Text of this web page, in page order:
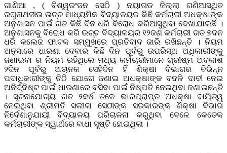
ଗାଣିଆ , ( ବିଶ୍ୱରଂଜନ ସେଠି ) ନୟାଗଡ ଜିଲ୍ଲା ଗଣିଆସ୍ଥିତ
ରଘୁନାଥଜୀଉ ଉଚ୍ଚ ମାଧ୍ୟମିକ ବିଦ୍ୟାଳୟର କିଛି କର୍ମଚାରୀ ଅଧକ୍ଷାଙ୍କ
ଅନୁଶାସନ ପାଇଁ ଗତ କିଛି ଦିନ ଧରି ବିରୋଧ କରିଆସୁଥିବା ଦେଖାଯାଇଛି ।
ଅନୁଶାସନକୁ ବିରୋଧ କରି ଉଚ୍ଚ ବିଦ୍ୟାଳୟର ୧୨ଜଣ କର୍ମଚାରୀ ଗତ ୭ଦନ
ଧରି କଲେଜ ଫାଟକ ସମ୍ମୁଖରେ ପ୍ରତିବାଦ ଜାରି ରଖିଛନ୍ତି । ନିୟମ
ଅନୁସାରେ ଧାରଣା ଦେବାର କିଛି ଦିନ ପୂର୍ବରୁ ଉପରିସ୍ଥ ଅଧିକାରୀଙ୍କୁ
ଜଣାଇବା ର ନିୟମ ରହିଥିଲେ ମଧ୍ୟ କର୍ମଚାରୀମାନେ ଗ୍ରୀଷ୍ମ ଅବକାଶ
୨ଦିନ ପୂର୍ବରୁ ଅଚାନକ ସେହିଦିନ ହିଁ ଶିକ୍ଷା ବିଭାଗର ବିଭିନ୍ନ
ପଦାଧିକାରୀଙ୍କୁ ଚିଠି ଯୋଗେ ଜଣାଇ ଅଧକ୍ଷାଙ୍କ ବଦଳି ଦାବୀ ନେଇ
ଅନିର୍ଦ୍ଦିଷ୍ଟ ପାଇଁ ଧାରଣାରେ ବସିବା ପାଇଁ ନିଷ୍ପତି ନେଇଥିବା ଜଣାଇଛନ୍ତି
। ସୂଚନାଯୋଗ୍ୟ ଗତ ୨ବର୍ଷ ତଳେ ଭାରପ୍ରାପ୍ତ ଅଧକ୍ଷା ଦାୟିତ୍ୱ
ନେଇଥିବା ଶ୍ରୀମତି ସଲୀଳା ସେଠୀଙ୍କ ସରକାରଙ୍କ ଶିକ୍ଷା ବିଭାଗ
ନିର୍ଦେଶାନୁଯାୟୀ ବିଦ୍ୟାଳୟ ପରିଚାଳନା କରୁଥିବା ବେଳେ କେତେକ
କର୍ମଚାରୀଙ୍କ ସ୍ୱାର୍ଥରେ ବାଧା ସୃଷ୍ଟି ହୋଇଥିଲା ।